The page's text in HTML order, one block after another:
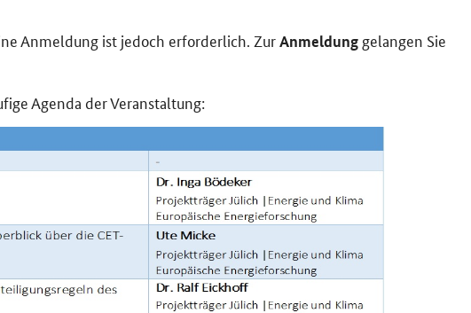
An­mel­dung ist je­doch er­for­der­lich. ZurAn­mel­dung ge­lan­gen Sie
Agen­da der Ver­an­stal­tung: